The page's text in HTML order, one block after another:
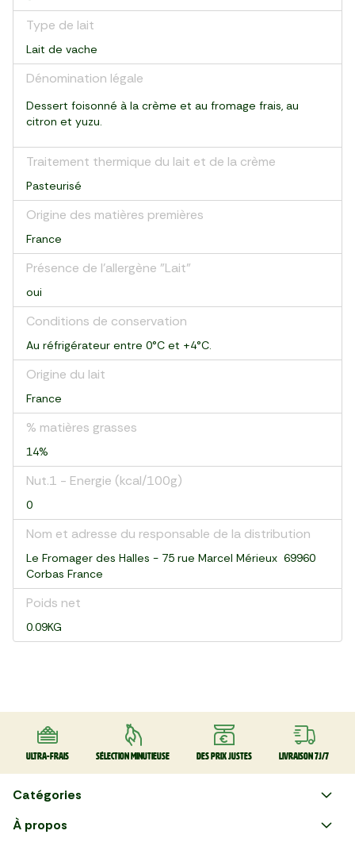
Type de lait
Lait de vache
Dénomination légale
Dessert foisonné à la crème et au fromage frais, au
citron et yuzu.
Traitement thermique du lait et de la crème
Pasteurisé
Origine des matières premières
France
Présence de l'allergène "Lait"
oui
Conditions de conservation
Au réfrigérateur entre 0°C et +4°C.
Origine du lait
France
% matières grasses
14%
Nut.1 - Energie (kcal/100g)
0
Nom et adresse du responsable de la distribution
Le Fromager des Halles - 75 rue Marcel Mérieux 69960
Corbas France
Poids net
0.09KG
Ultra-frais Sélection minutieuse Des prix justes Livraison 7J/7
Catégories
Faire ses courses en ligne
À propos